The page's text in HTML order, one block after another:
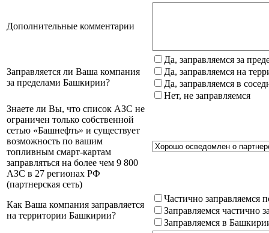
Дополнительные комментарии
Заправляется ли Ваша компания
за пределами Башкирии?
Да, заправляемся за
Да, заправляемся на
Да, заправляемся в
Нет, не заправляемся
Знаете ли Вы, что список АЗС не
ограничен только собственной
сетью «Башнефть» и существует
возможность по вашим
топливным смарт-картам
заправляться на более чем 9 800
АЗС в 27 регионах РФ
(партнерская сеть)
Как Ваша компания заправляется
на территории Башкирии?
Частично заправляемся
Заправляемся частично
Заправляемся в